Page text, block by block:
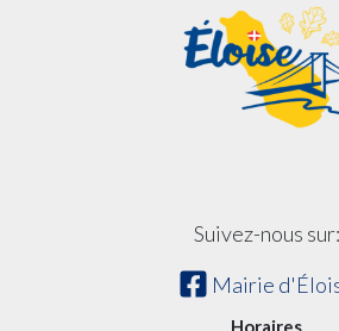
Suivez-nous sur:
Mairie
Horaires